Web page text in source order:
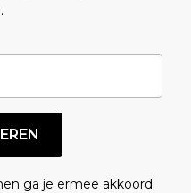
ga je ermee akkoord